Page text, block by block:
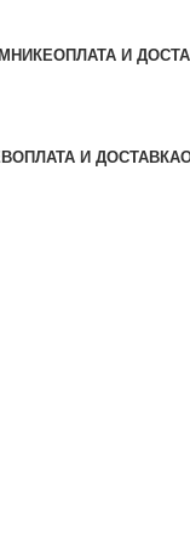
ОПЛАТА И
ОПЛАТА И ДОСТАВКА